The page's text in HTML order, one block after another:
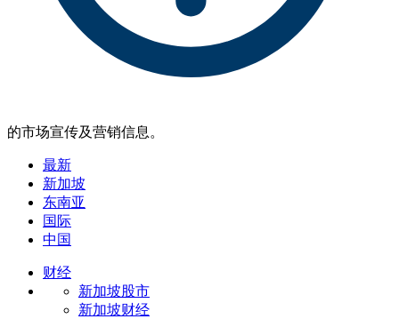
的市场宣传及营销信息。
最新
新加坡
东南亚
国际
中国
财经
新加坡股市
新加坡财经